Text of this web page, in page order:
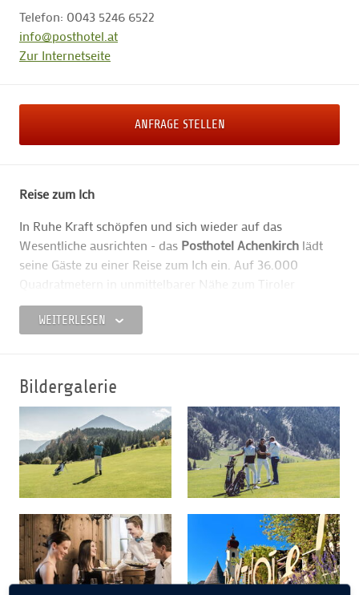
Telefon: 0043 5246 6522
info@posthotel.at
Zur Internetseite
ANFRAGE STELLEN
Reise zum Ich
In Ruhe Kraft schöpfen und sich wieder auf das
Wesentliche ausrichten - das Posthotel Achenkirch lädt
seine Gäste zu einer Reise zum Ich ein. Auf 36.000
Quadratmetern in unmittelbarer Nähe zum Tiroler
Achensee bietet das Fünf-Sterne-Hotel nur für
Erwachsene viel Raum, um für sich Neues zu entdecken,
eigenen Shaolin-Meister lernen, im Dojo-Raum Yoga und
Meditation praktizieren, oder im Atrium Spa, dem
Refugium für Schönheit und Gesundheit, bringt die Ärztin
für Traditionelle Chinesische Medizin (TCM) den
Energiefluss wieder ins Gleichgewicht.
Ergänzend stehen täglich TCM-Gerichtewie auch das
Wahl, denn das Haus verbindet gekonnt Tiroler Tradition
mit fernöstlicher Heilkunde. Sich auspowern und neue
Kraft tanken, können Gäste beim umfassenden
Sportangebot: Die Lipizzaner der privaten Zucht des
WEITERLESEN
Bildergalerie